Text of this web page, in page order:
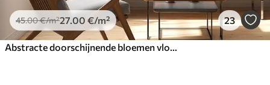
45.00€/m²27 .00 €/m² 23